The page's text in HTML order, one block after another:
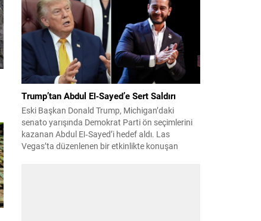
Trump’tan Abdul El‑Sayed’e Sert Saldırı
Eski Başkan Donald Trump, Michigan’daki
senato yarışında Demokrat Parti ön seçimlerini
kazanan Abdul El‑Sayed’i hedef aldı. Las
Vegas’ta düzenlenen bir etkinlikte konuşan